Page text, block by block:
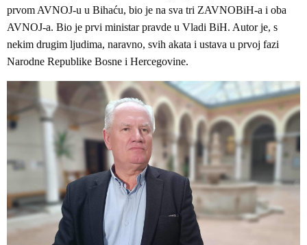
prvom AVNOJ-u u Bihaću, bio je na sva tri ZAVNOBiH-a i oba
AVNOJ-a. Bio je prvi ministar pravde u Vladi BiH. Autor je, s
nekim drugim ljudima, naravno, svih akata i ustava u prvoj fazi
Narodne Republike Bosne i Hercegovine.